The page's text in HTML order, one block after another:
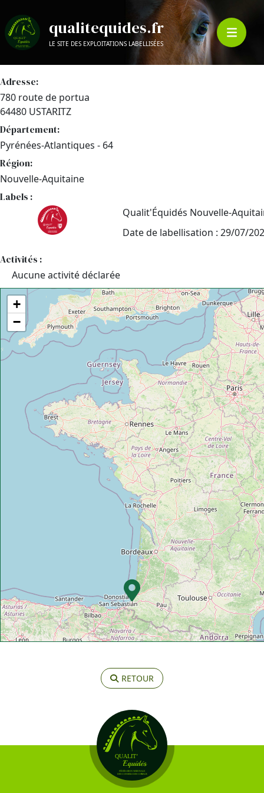
qualitequides.fr
LE SITE DES EXPLOITATIONS LABELLISÉES
Adresse:
780 route de portua
64480 USTARITZ
Département:
Pyrénées-Atlantiques - 64
Région:
Nouvelle-Aquitaine
Labels :
Qualit'Équidés Nouvelle-
Date de labellisation : 29/07/
Activités :
Aucune activité déclarée
+
−
RETOUR